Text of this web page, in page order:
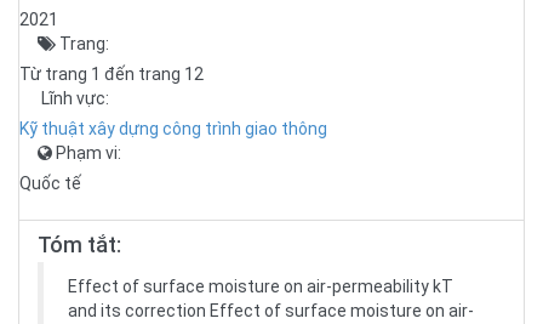
2021
Trang:
Từ trang 1 đến trang 12
Lĩnh vực:
Kỹ thuật xây dựng công trình giao thông
Phạm vi:
Quốc tế
Tóm tắt:
Effect of surface moisture on air-permeability kT
and its correction Effect of surface moisture on air-